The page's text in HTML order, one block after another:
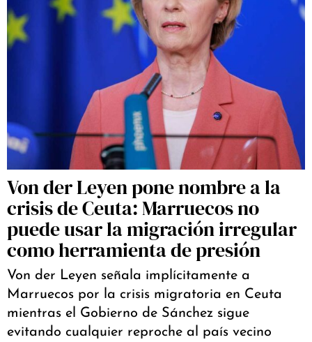
Von der Leyen pone nombre a la
crisis de Ceuta: Marruecos no
puede usar la migración irregular
como herramienta de presión
Von der Leyen señala implícitamente a
Marruecos por la crisis migratoria en Ceuta
mientras el Gobierno de Sánchez sigue
evitando cualquier reproche al país vecino